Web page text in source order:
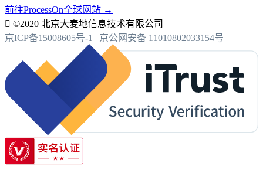
前往ProcessOn全球网站 →
 ©2020 北京大麦地信息技术有限公司
京ICP备15008605号-1 | 京公网安备 11010802033154号